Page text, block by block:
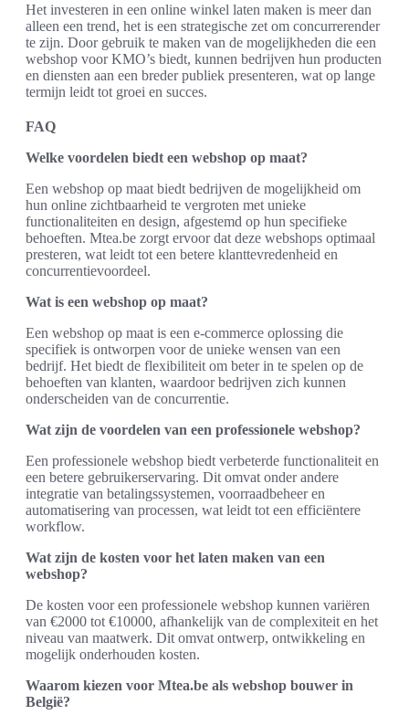
Het investeren in een online winkel laten maken is meer dan
alleen een trend, het is een strategische zet om concurrerender
te zijn. Door gebruik te maken van de mogelijkheden die een
webshop voor KMO’s biedt, kunnen bedrijven hun producten
en diensten aan een breder publiek presenteren, wat op lange
termijn leidt tot groei en succes.
FAQ
Welke voordelen biedt een webshop op maat?
Een webshop op maat biedt bedrijven de mogelijkheid om
hun online zichtbaarheid te vergroten met unieke
functionaliteiten en design, afgestemd op hun specifieke
behoeften. Mtea.be zorgt ervoor dat deze webshops optimaal
presteren, wat leidt tot een betere klanttevredenheid en
concurrentievoordeel.
Wat is een webshop op maat?
Een webshop op maat is een e-commerce oplossing die
specifiek is ontworpen voor de unieke wensen van een
bedrijf. Het biedt de flexibiliteit om beter in te spelen op de
behoeften van klanten, waardoor bedrijven zich kunnen
onderscheiden van de concurrentie.
Wat zijn de voordelen van een professionele webshop?
Een professionele webshop biedt verbeterde functionaliteit en
een betere gebruikerservaring. Dit omvat onder andere
integratie van betalingssystemen, voorraadbeheer en
automatisering van processen, wat leidt tot een efficiëntere
workflow.
Wat zijn de kosten voor het laten maken van een
webshop?
De kosten voor een professionele webshop kunnen variëren
van €2000 tot €10000, afhankelijk van de complexiteit en het
niveau van maatwerk. Dit omvat ontwerp, ontwikkeling en
mogelijk onderhouden kosten.
Waarom kiezen voor Mtea.be als webshop bouwer in
België?